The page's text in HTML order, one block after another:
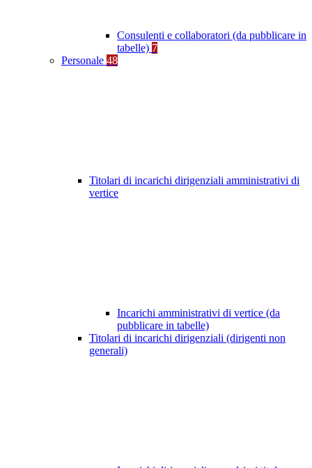
Consulenti e collaboratori (da pubblicare in
tabelle) 7
Personale 48
Titolari di incarichi dirigenziali amministrativi di
vertice
Incarichi amministrativi di vertice (da
pubblicare in tabelle)
Titolari di incarichi dirigenziali (dirigenti non
generali)